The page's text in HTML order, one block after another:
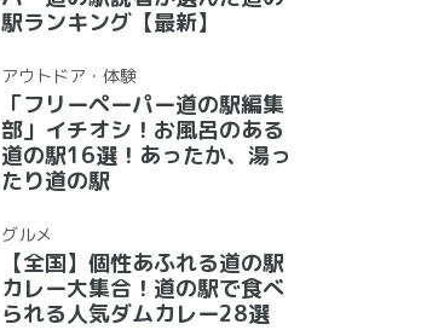
駅ランキング【最新】
アウトドア・体験
「フリーペーパー道の駅編集
部」イチオシ！お風呂のある
道の駅16選！あったか、湯っ
たり道の駅
グルメ
【全国】個性あふれる道の駅
カレー大集合！道の駅で食べ
られる人気ダムカレー28選